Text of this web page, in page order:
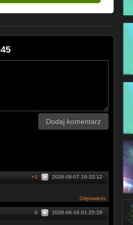
Dodaj komentarz
2026-06-07 19:32:12
+1
Odpowiedz
2026-06-16 01:25:28
0